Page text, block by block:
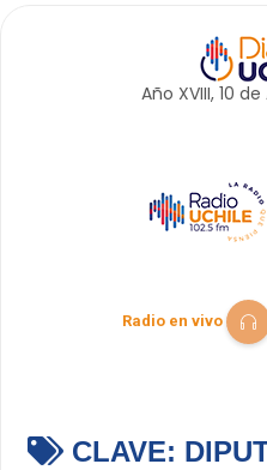
Año XVIII, 10 de
Radio en vivo
CLAVE: